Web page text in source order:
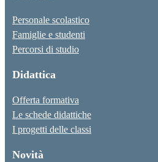
Personale scolastico
Famiglie e studenti
Percorsi di studio
Didattica
Offerta formativa
Le schede didattiche
I progetti delle classi
Novità